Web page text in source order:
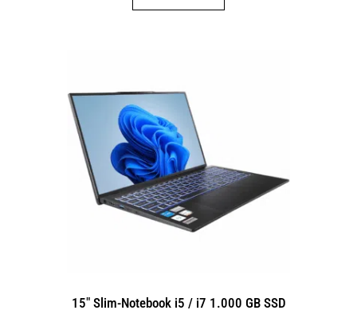
15″ Slim-Notebook i5 / i7 1.000 GB SSD